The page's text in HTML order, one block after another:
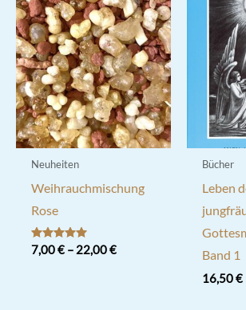
können
auf
der
gewählt
werden
Neuheiten
Weihrauchmischung
Rose
Bewertet mit
5.00
7,00€– 22,00€
Bücher
Leben
Band 1
16,50€